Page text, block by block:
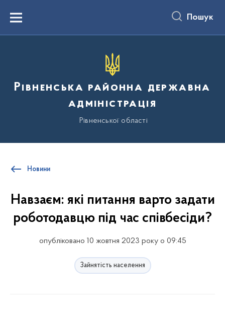
вмістуMenu Пошук
Рівненська районна державна
адміністрація
Рівненської області
Новини
Навзаєм: які питання варто задати
роботодавцю під час співбесіди?
опубліковано 10 жовтня 2023 року о 09:45
Зайнятість населення